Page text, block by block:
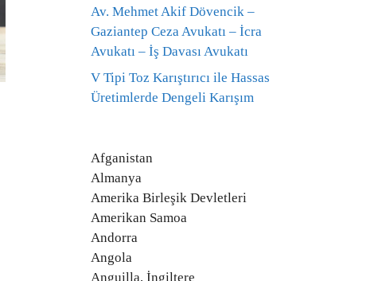
Av. Mehmet Akif Dövencik –
Gaziantep Ceza Avukatı – İcra
Avukatı – İş Davası Avukatı
V Tipi Toz Karıştırıcı ile Hassas
Üretimlerde Dengeli Karışım
Afganistan
Almanya
Amerika Birleşik Devletleri
Amerikan Samoa
Andorra
Angola
Anguilla, İngiltere